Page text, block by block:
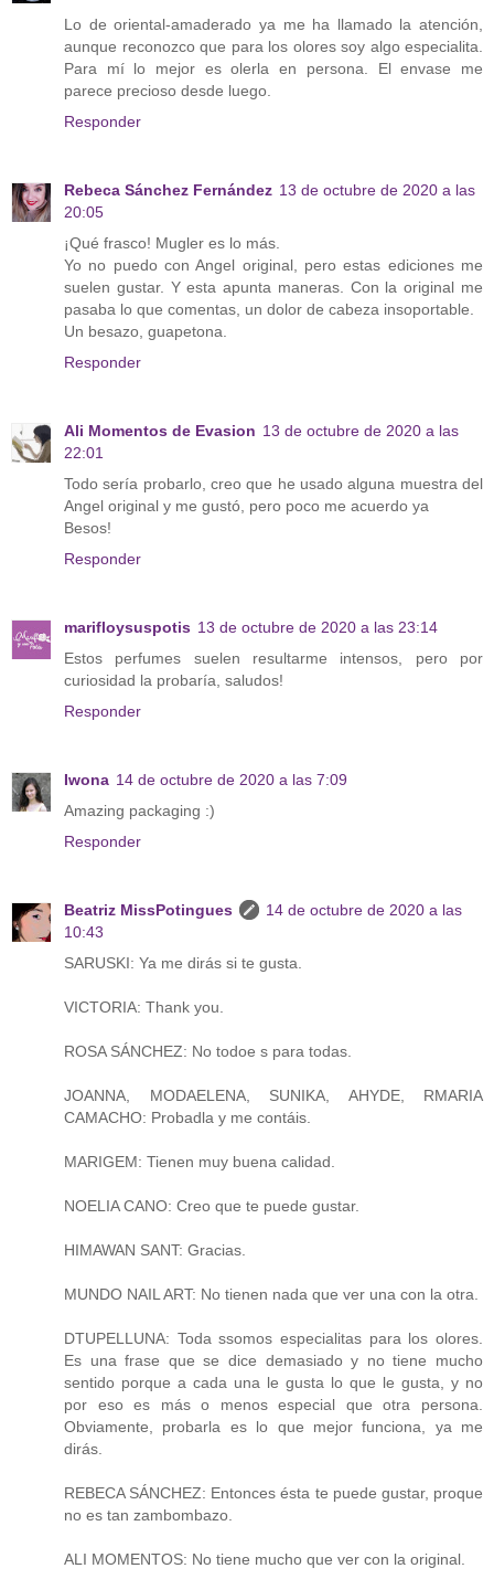
Lo de oriental-amaderado ya me ha llamado la atención,
aunque reconozco que para los olores soy algo especialita.
Para mí lo mejor es olerla en persona. El envase me
parece precioso desde luego.
Responder
Rebeca Sánchez Fernández 13 de octubre de 2020 a las
20:05
¡Qué frasco! Mugler es lo más.
Yo no puedo con Angel original, pero estas ediciones me
suelen gustar. Y esta apunta maneras. Con la original me
pasaba lo que comentas, un dolor de cabeza insoportable.
Un besazo, guapetona.
Responder
Ali Momentos de Evasion 13 de octubre de 2020 a las
22:01
Todo sería probarlo, creo que he usado alguna muestra del
Angel original y me gustó, pero poco me acuerdo ya
Besos!
Responder
marifloysuspotis 13 de octubre de 2020 a las 23:14
Estos perfumes suelen resultarme intensos, pero por
curiosidad la probaría, saludos!
Responder
Iwona 14 de octubre de 2020 a las 7:09
Amazing packaging :)
Responder
Beatriz MissPotingues
14 de octubre de 2020 a las
10:43
SARUSKI: Ya me dirás si te gusta.
VICTORIA: Thank you.
ROSA SÁNCHEZ: No todoe s para todas.
JOANNA, MODAELENA, SUNIKA, AHYDE, RMARIA
CAMACHO: Probadla y me contáis.
MARIGEM: Tienen muy buena calidad.
NOELIA CANO: Creo que te puede gustar.
HIMAWAN SANT: Gracias.
MUNDO NAIL ART: No tienen nada que ver una con la otra.
DTUPELLUNA: Toda ssomos especialitas para los olores.
Es una frase que se dice demasiado y no tiene mucho
sentido porque a cada una le gusta lo que le gusta, y no
por eso es más o menos especial que otra persona.
Obviamente, probarla es lo que mejor funciona, ya me
dirás.
REBECA SÁNCHEZ: Entonces ésta te puede gustar, proque
no es tan zambombazo.
ALI MOMENTOS: No tiene mucho que ver con la original.